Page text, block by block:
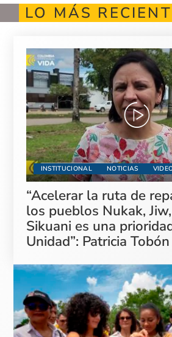
LO MÁS
INSTITUCIONAL NOTICIAS
“Acelerar la ruta de
los pueblos Nukak,
Sikuani es una
Unidad”: Patricia